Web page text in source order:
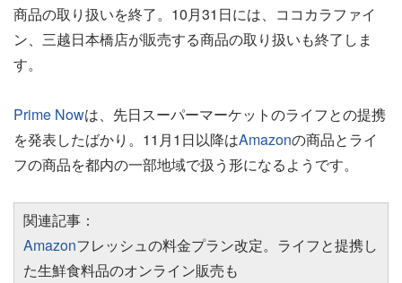
商品の取り扱いを終了。10月31日には、ココカラファイ
ン、三越日本橋店が販売する商品の取り扱いも終了しま
す。
Prime Nowは、先日スーパーマーケットのライフとの提携
を発表したばかり。11月1日以降はAmazonの商品とライ
フの商品を都内の一部地域で扱う形になるようです。
関連記事：
Amazonフレッシュの料金プラン改定。ライフと提携し
た生鮮食料品のオンライン販売も